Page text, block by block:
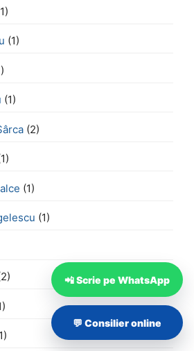
(1)
(1)
(2)
(1)
(1)
📲 Scrie pe WhatsApp
💬 Consilier online